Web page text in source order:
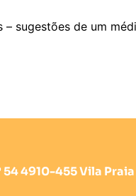
54 4910-455 Vila